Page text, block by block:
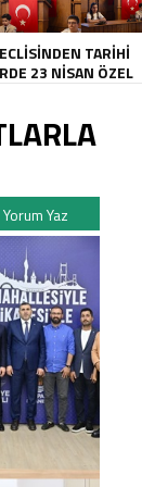
TARİHİ
23 NİSAN ÖZEL
Yorum Yaz